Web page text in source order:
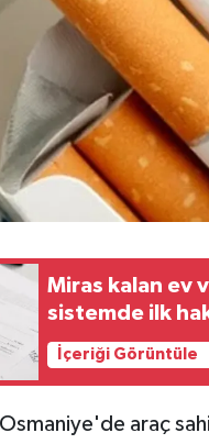
Miras kalan ev
sistemde ilk
İçeriği Görüntüle
araç